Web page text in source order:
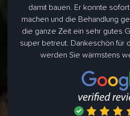
damit bauen. Er konnte
machen und die Behandlung
die ganze Zeit ein sehr gutes
super betreut. Dankeschön für
werden Sie wärmstens